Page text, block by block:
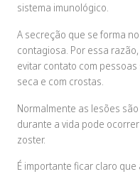
sistema imunológico.
A secreção que se forma
contagiosa. Por essa
evitar contato com
seca e com crostas.
Normalmente as lesões
durante a vida pode
zoster.
É importante ficar claro